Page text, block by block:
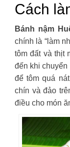
Cách
Bánh nậm
chính là “làm
tôm đất và thịt
đến khi chuyển
để tôm quá
chín và đảo
điều cho món